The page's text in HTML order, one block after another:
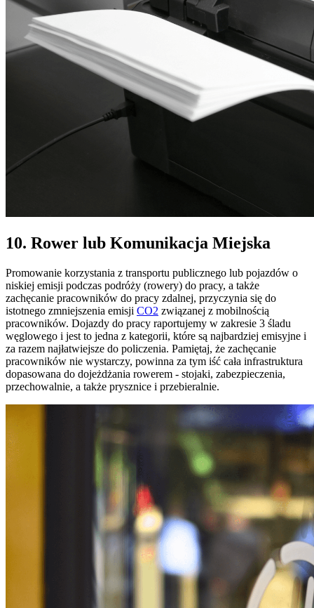
10. Rower lub Komunikacja Miejska
Promowanie korzystania z transportu publicznego lub pojazdów o
niskiej emisji podczas podróży (rowery) do pracy, a także
zachęcanie pracowników do pracy zdalnej, przyczynia się do
istotnego zmniejszenia emisji CO2 związanej z mobilnością
pracowników. Dojazdy do pracy raportujemy w zakresie 3 śladu
węglowego i jest to jedna z kategorii, które są najbardziej emisyjne i
za razem najłatwiejsze do policzenia. Pamiętaj, że zachęcanie
pracowników nie wystarczy, powinna za tym iść cała infrastruktura
dopasowana do dojeżdżania rowerem - stojaki, zabezpieczenia,
przechowalnie, a także prysznice i przebieralnie.